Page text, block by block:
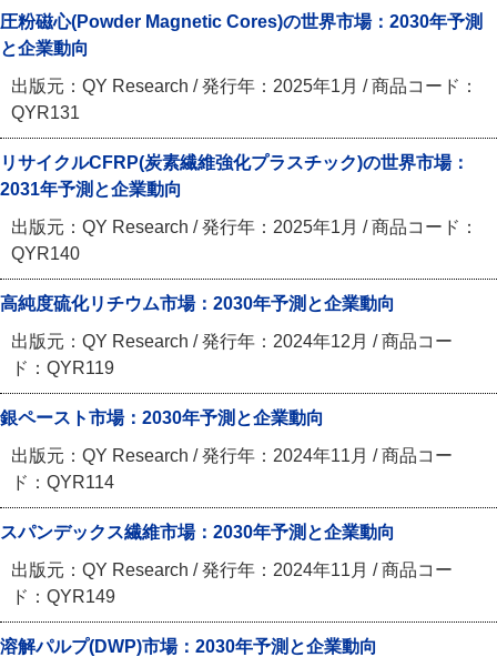
圧粉磁心(Powder Magnetic Cores)の世界市場：2030年予測
と企業動向
出版元：QY Research / 発行年：2025年1月 / 商品コード：
QYR131
リサイクルCFRP(炭素繊維強化プラスチック)の世界市場：
2031年予測と企業動向
出版元：QY Research / 発行年：2025年1月 / 商品コード：
QYR140
高純度硫化リチウム市場：2030年予測と企業動向
出版元：QY Research / 発行年：2024年12月 / 商品コー
ド：QYR119
銀ペースト市場：2030年予測と企業動向
出版元：QY Research / 発行年：2024年11月 / 商品コー
ド：QYR114
スパンデックス繊維市場：2030年予測と企業動向
出版元：QY Research / 発行年：2024年11月 / 商品コー
ド：QYR149
溶解パルプ(DWP)市場：2030年予測と企業動向